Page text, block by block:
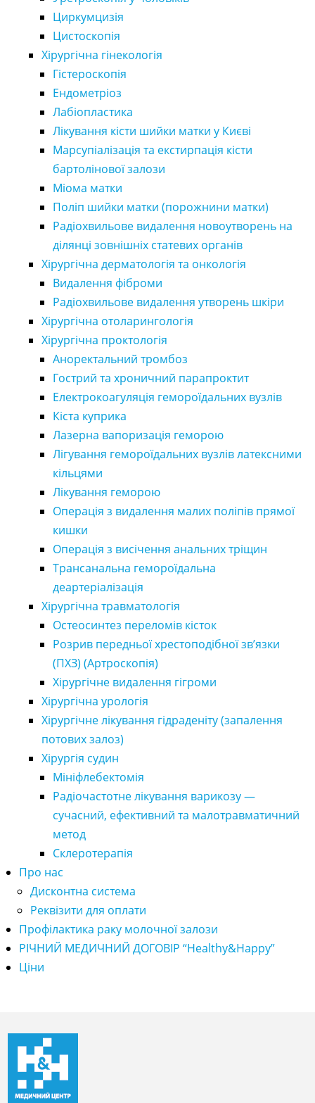
Циркумцизія
Цистоскопія
Хірургічна гінекологія
Гістероскопія
Ендометріоз
Лабіопластика
Лікування кісти шийки матки у Києві
Марсупіалізація та екстирпація кісти
бартолінової залози
Міома матки
Поліп шийки матки (порожнини матки)
Радіохвильове видалення новоутворень на
ділянці зовнішніх статевих органів
Хірургічна дерматологія та онкологія
Видалення фіброми
Радіохвильове видалення утворень шкіри
Хірургічна отоларингологія
Хірургічна проктологія
Аноректальний тромбоз
Гострий та хроничний парапроктит
Електрокоагуляція гемороїдальних вузлів
Кіста куприка
Лазерна вапоризація геморою
Лігування гемороїдальних вузлів латексними
кільцями
Лікування геморою
Операція з видалення малих поліпів прямої
кишки
Операція з висічення анальних тріщин
Трансанальна гемороїдальна
деартеріалізація
Хірургічна травматологія
Остеосинтез переломів кісток
Розрив передньої хрестоподібної зв’язки
(ПХЗ) (Артроскопія)
Хірургічне видалення гігроми
Хірургічна урологія
Хірургічне лікування гідраденіту (запалення
потових залоз)
Хірургія судин
Мініфлебектомія
Радіочастотне лікування варикозу —
сучасний, ефективний та малотравматичний
метод
Склеротерапія
Про нас
Дисконтна система
Реквізити для оплати
Профілактика раку молочної залози
РІЧНИЙ МЕДИЧНИЙ ДОГОВІР “Healthy&Happy”
Ціни